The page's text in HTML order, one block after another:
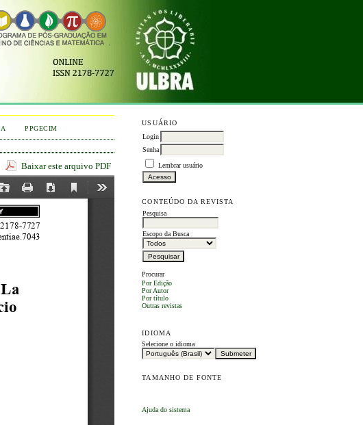
USUÁRIO
Login
Senha
Lembrar usuário
CONTEÚDO DA REVISTA
Pesquisa
Escopo da Busca
Procurar
Por Edição
Por Autor
Por título
Outras revistas
IDIOMA
Selecione o idioma
TAMANHO DE FONTE
Ajuda do sistema
PPGECIM
Baixar este arquivo PDF